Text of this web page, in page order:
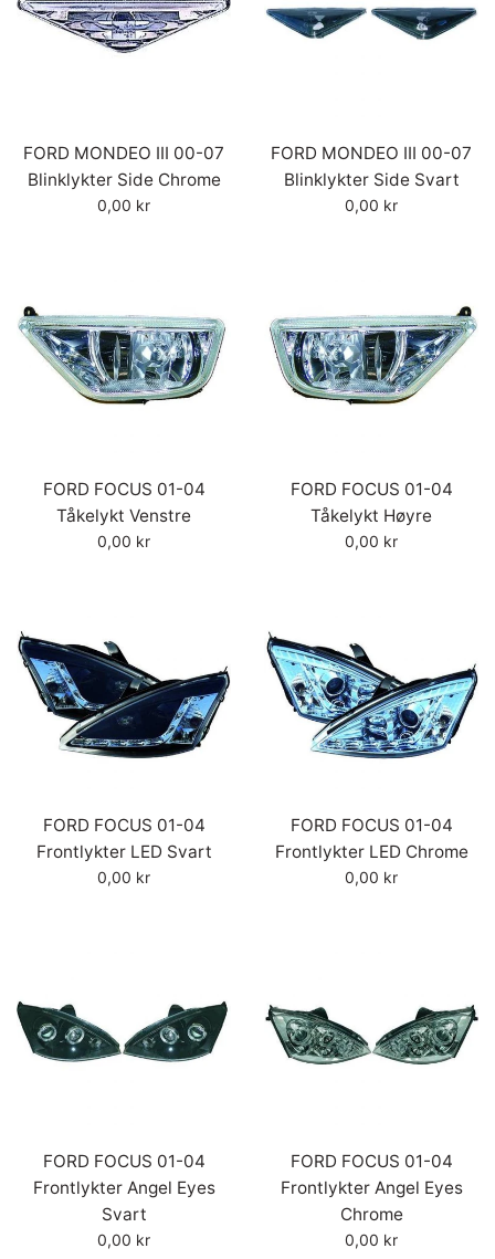
FORD MONDEO III 00-07
Blinklykter Side Chrome
Vanlig
0,00 kr
FORD MONDEO III 00-07
Blinklykter Side Svart
Vanlig
0,00 kr
FORD FOCUS 01-04
Tåkelykt Venstre
Vanlig
0,00 kr
FORD FOCUS 01-04
Tåkelykt Høyre
Vanlig
0,00 kr
FORD FOCUS 01-04
Frontlykter LED Svart
Vanlig
0,00 kr
FORD FOCUS 01-04
Frontlykter LED Chrome
Vanlig
0,00 kr
FORD FOCUS 01-04
Frontlykter Angel Eyes
Svart
Vanlig
0,00 kr
FORD FOCUS 01-04
Frontlykter Angel Eyes
Chrome
Vanlig
0,00 kr